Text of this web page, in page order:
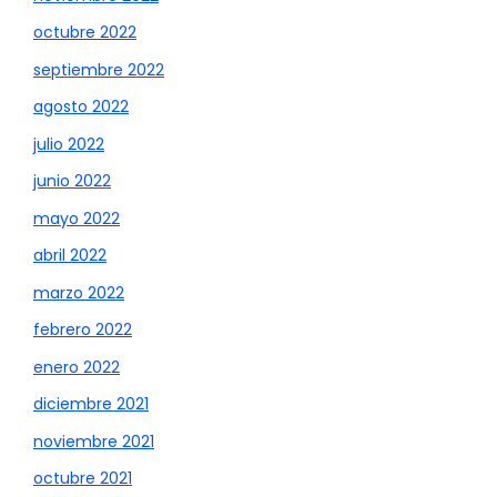
octubre 2022
septiembre 2022
agosto 2022
julio 2022
junio 2022
mayo 2022
abril 2022
marzo 2022
febrero 2022
enero 2022
diciembre 2021
noviembre 2021
octubre 2021